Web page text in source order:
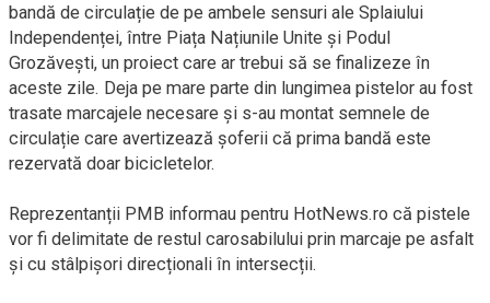
bandă de circulație de pe ambele sensuri ale Splaiului
Independenței, între Piața Națiunile Unite și Podul
Grozăvești, un proiect care ar trebui să se finalizeze în
aceste zile. Deja pe mare parte din lungimea pistelor au fost
trasate marcajele necesare și s-au montat semnele de
circulație care avertizează șoferii că prima bandă este
rezervată doar bicicletelor.
Reprezentanții PMB informau pentru HotNews.ro că pistele
vor fi delimitate de restul carosabilului prin marcaje pe asfalt
și cu stâlpișori direcționali în intersecții.